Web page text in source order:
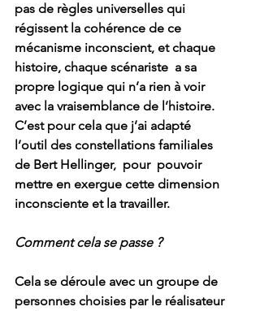
pas de règles universelles qui
régissent la cohérence de ce
mécanisme inconscient, et chaque
histoire, chaque scénariste  a sa
propre logique qui n’a rien à voir
avec la vraisemblance de l’histoire.
C’est pour cela que j’ai adapté
l’outil des constellations familiales
de Bert Hellinger,  pour  pouvoir
mettre en exergue cette dimension
inconsciente et la travailler.
Comment cela se passe ?
Cela se déroule avec un groupe de
personnes choisies par le réalisateur